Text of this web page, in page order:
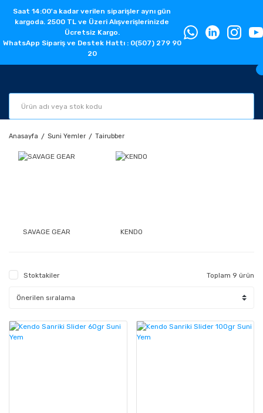
Saat 14:00'a kadar verilen siparişler aynı gün
kargoda. 2500 TL ve Üzeri Alışverişlerinizde
Ücretsiz Kargo.
WhatsApp Sipariş ve Destek Hattı : 0(507) 279 90
20
Anasayfa Suni Yemler Tairubber
SAVAGE GEAR KENDO
Stoktakiler Toplam 9 ürün